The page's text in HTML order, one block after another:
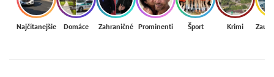
Najčítanejšie Domáce Zahraničné Prominenti Šport Krimi